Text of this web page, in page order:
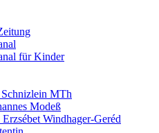
für Kinder
MTh
Modeß
Windhager-Geréd